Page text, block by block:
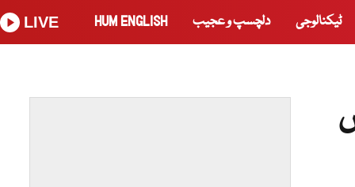
ٹیکنالوجی دلچسپ و عجیب HUM ENGLISH
LIVE